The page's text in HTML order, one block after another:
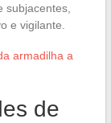
subjacentes,
e vigilante.
armadilha a
de